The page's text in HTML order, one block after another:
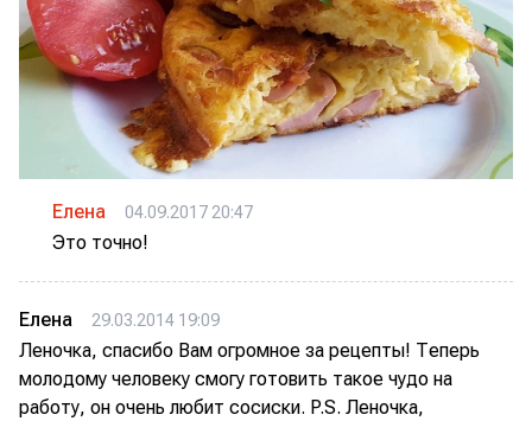
Елена 04.09.2017 20:47
Это точно!
Елена 29.03.2014 19:09
Леночка, спасибо Вам огромное за рецепты! Теперь
молодому человеку смогу готовить такое чудо на
работу, он очень любит сосиски. P.S. Леночка,